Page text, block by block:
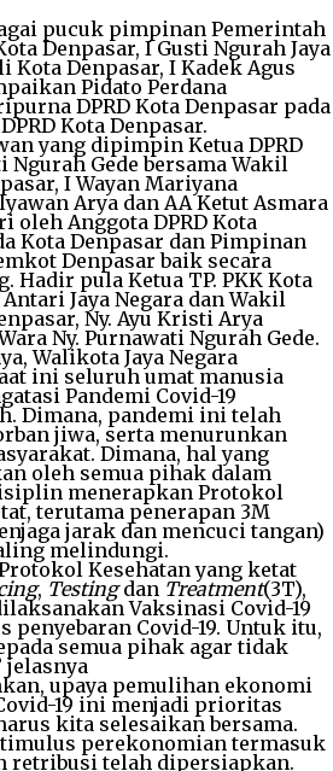
pucuk pimpinan Pemerintah
Denpasar, I Gusti Ngurah Jaya
Kota Denpasar, I Kadek Agus
Pidato Perdana
DPRD Kota Denpasar pada
Kota Denpasar.
yang dipimpin Ketua DPRD
Ngurah Gede bersama Wakil
I Wayan Mariyana
Arya dan AA Ketut Asmara
Anggota DPRD Kota
Kota Denpasar dan Pimpinan
Denpasar baik secara
Hadir pula Ketua TP. PKK Kota
Antari Jaya Negara dan Wakil
Ny. Ayu Kristi Arya
Ny. Purnawati Ngurah Gede.
Walikota Jaya Negara
ini seluruh umat manusia
Pandemi Covid-19
Dimana, pandemi ini telah
jiwa, serta menurunkan
Dimana, hal yang
oleh semua pihak dalam
menerapkan Protokol
terutama penerapan 3M
jarak dan mencuci tangan)
melindungi.
Kesehatan yang ketat
, Testingdan Treatment(3T),
Vaksinasi Covid-19
penyebaran Covid-19. Untuk itu,
semua pihak agar tidak
jelasnya
upaya pemulihan ekonomi
19 ini menjadi prioritas
kita selesaikan bersama.
perekonomian termasuk
retribusi telah dipersiapkan.